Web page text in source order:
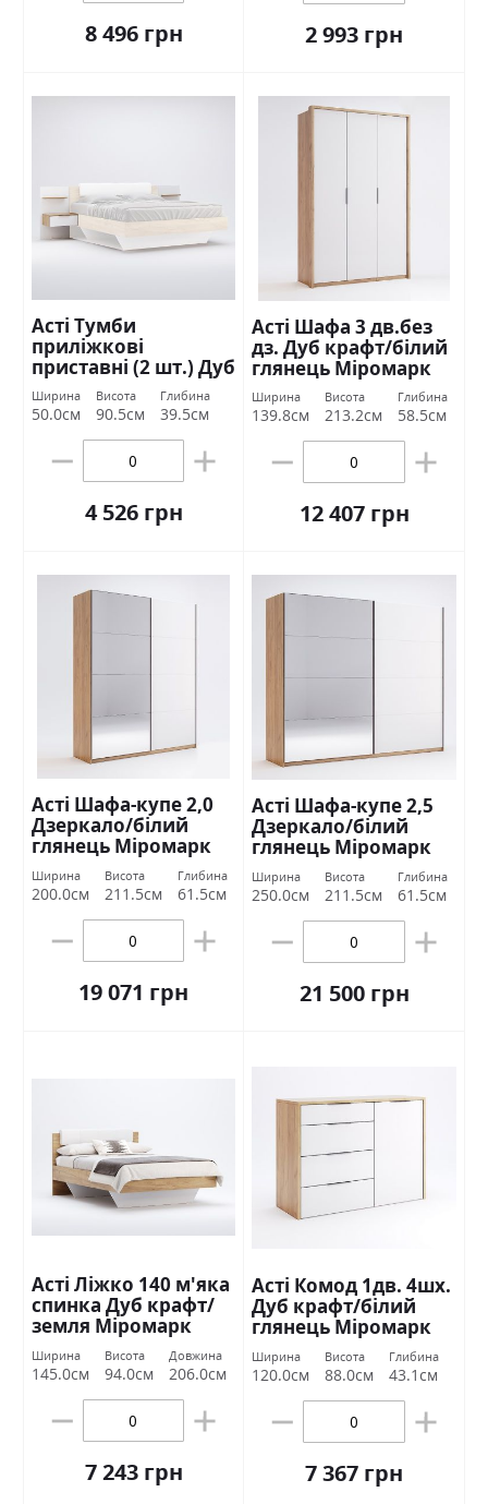
8 496 грн 2 993 грн
Асті Тумби
приліжкові
приставні (2 шт.) Дуб
крафт/білий
глянець Міромарк
Ширина
50.0см
Висота
90.5см
Глибина
39.5см
4 526 грн
Асті Шафа 3 дв.без
дз. Дуб крафт/білий
глянець Міромарк
Ширина
139.8см
Висота
213.2см
Глибина
58.5см
12 407 грн
Асті Шафа-купе 2,0
Дзеркало/білий
глянець Міромарк
Ширина
200.0см
Висота
211.5см
Глибина
61.5см
19 071 грн
Асті Шафа-купе 2,5
Дзеркало/білий
глянець Міромарк
Ширина
250.0см
Висота
211.5см
Глибина
61.5см
21 500 грн
Асті Ліжко 140 м'яка
спинка Дуб крафт/
земля Міромарк
Ширина
145.0см
Висота
94.0см
Довжина
206.0см
7 243 грн
Асті Комод 1дв. 4шх.
Дуб крафт/білий
глянець Міромарк
Ширина
120.0см
Висота
88.0см
Глибина
43.1см
7 367 грн